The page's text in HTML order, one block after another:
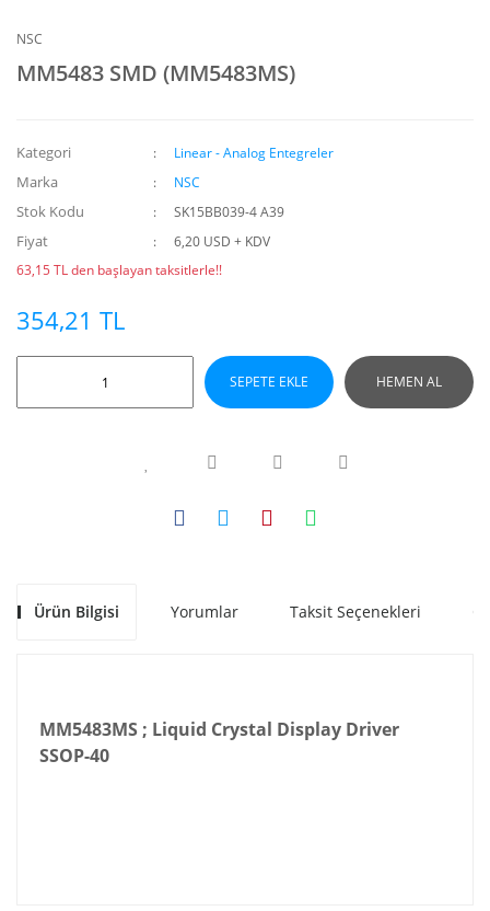
NSC
MM5483 SMD (MM5483MS)
Kategori Linear - Analog Entegreler
Marka NSC
Stok Kodu SK15BB039-4 A39
Fiyat
6,20 USD + KDV
63,15 TL den başlayan taksitlerle!!
354,21 TL
SEPETE EKLE HEMEN AL
Ürün Bilgisi Yorumlar Taksit Seçenekleri
MM5483MS ; Liquid Crystal Display Driver
SSOP-40